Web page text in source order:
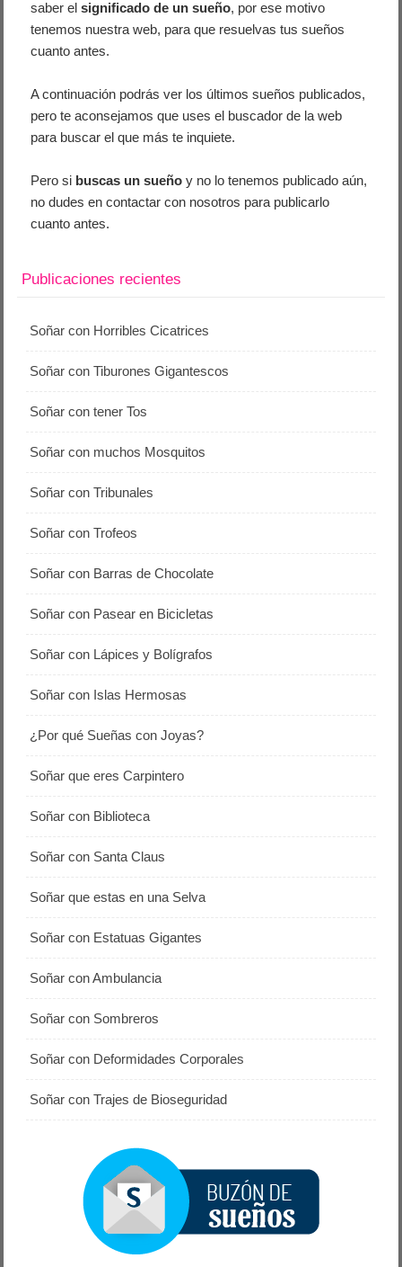
saber elsignificado de un sueño, por ese motivo
tenemos nuestra web, para que resuelvas tus sueños
cuanto antes.
A continuación podrás ver los últimos sueños publicados,
pero te aconsejamos que uses el buscador de la web
para buscar el que más te inquiete.
Pero si buscas un sueño y no lo tenemos publicado aún,
no dudes en contactar con nosotros para publicarlo
cuanto antes.
Publicaciones recientes
Soñar con Horribles Cicatrices
Soñar con Tiburones Gigantescos
Soñar con tener Tos
Soñar con muchos Mosquitos
Soñar con Tribunales
Soñar con Trofeos
Soñar con Barras de Chocolate
Soñar con Pasear en Bicicletas
Soñar con Lápices y Bolígrafos
Soñar con Islas Hermosas
¿Por qué Sueñas con Joyas?
Soñar que eres Carpintero
Soñar con Biblioteca
Soñar con Santa Claus
Soñar que estas en una Selva
Soñar con Estatuas Gigantes
Soñar con Ambulancia
Soñar con Sombreros
Soñar con Deformidades Corporales
Soñar con Trajes de Bioseguridad